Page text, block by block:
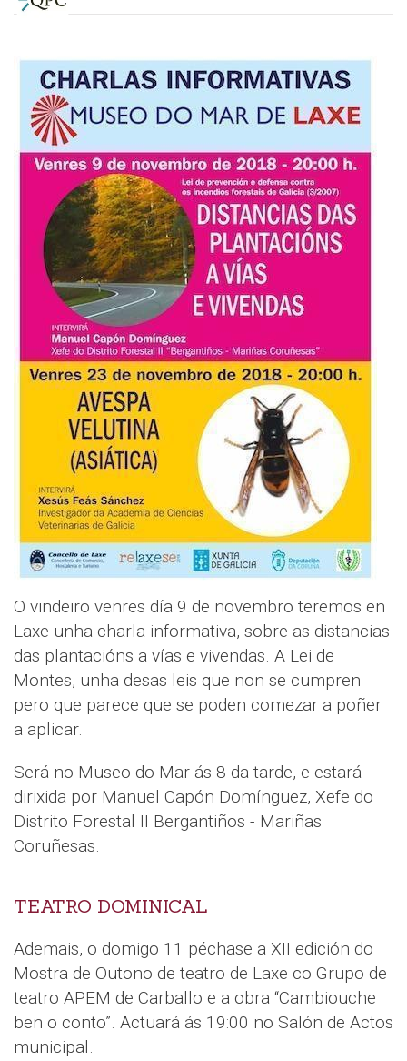
O vindeiro venres día 9 de novembro teremos en
Laxe unha charla informativa, sobre as distancias
das plantacións a vías e vivendas. A Lei de
Montes, unha desas leis que non se cumpren
pero que parece que se poden comezar a poñer
a aplicar.
Será no Museo do Mar ás 8 da tarde, e estará
dirixida por Manuel Capón Domínguez, Xefe do
Distrito Forestal II Bergantiños - Mariñas
Coruñesas.
TEATRO DOMINICAL
Ademais, o domigo 11 péchase a XII edición do
Mostra de Outono de teatro de Laxe co Grupo de
teatro APEM de Carballo e a obra “Cambiouche
ben o conto”. Actuará ás 19:00 no Salón de Actos
municipal.